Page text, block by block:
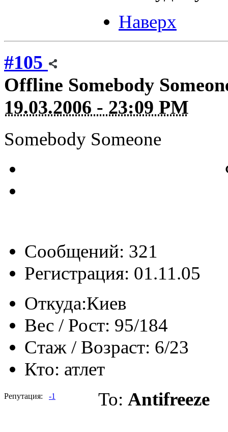
Наверх
#105
Offline Somebody
19.03.2006 - 23:09 PM
Somebody Someone
Сообщений: 321
Регистрация: 01.11.05
Откуда:Киев
Вес / Рост: 95/184
Стаж / Возраст: 6/23
Кто: атлет
Репутация: -1 To: Antifreeze